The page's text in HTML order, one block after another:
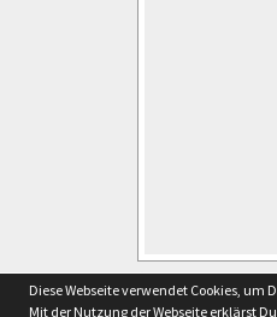
soccero.de
© 2006 - 2026
Diese Webseite verwendet Cookies,
Mit der Nutzung der Webseite erklärst